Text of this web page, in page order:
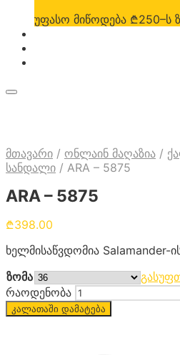
უფასო მიწოდება ₾250–ს
მთავარი / ონლაინ მაღაზია /
სანდალი / ARA – 5875
ARA – 5875
₾398.00
ხელმისაწვდომია Salamander-
ზომა
რაოდენობა
კალათაში დამატება